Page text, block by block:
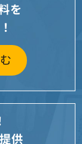
を
供